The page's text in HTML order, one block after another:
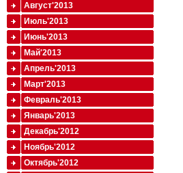
Август'2013
Июль'2013
Июнь'2013
Май'2013
Апрель'2013
Март'2013
Февраль'2013
Январь'2013
Декабрь'2012
Ноябрь'2012
Октябрь'2012